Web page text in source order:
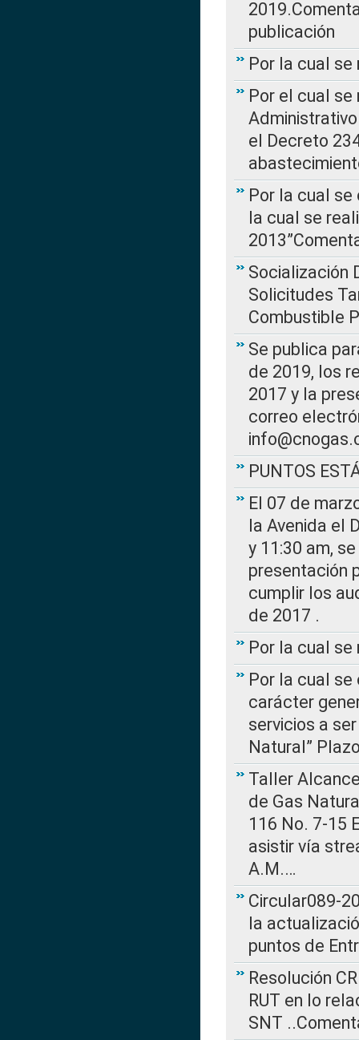
publicación
Por la cual se
Por el cual
el Decreto
Por la cual se
la cual se
Socialización
Solicitudes
Combustible
Se publica
de 2019, los
2017 y la
correo
PUNTOS
El 07 de
la Avenida el
y 11:30 am,
presentación
cumplir los
de 2017 .
Por la cual se
Por la cual
carácter
servicios a
Natural”
Taller
de Gas
116 No. 7-15
asistir vía
A.M.…
Circular089-
la
puntos de
Resolución
RUT en lo
SNT